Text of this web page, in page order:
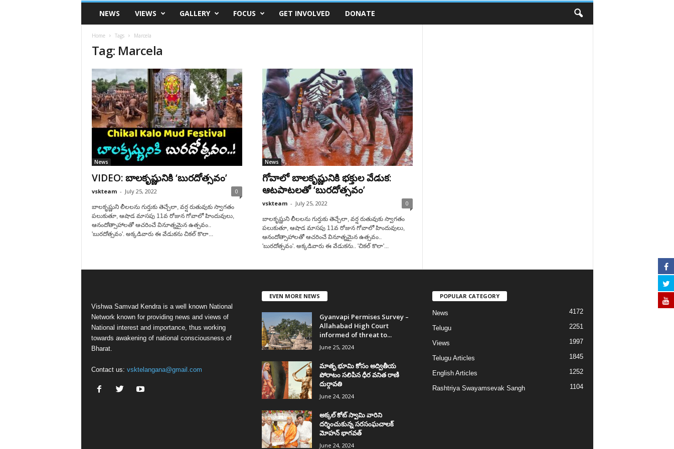
VSK
TelanganaNEWS VIEWS GALLERY FOCUS GET INVOLVED DONATE
Home Tags Marcela
Tag: Marcela
News
VIDEO: బాలకృష్ణునికి ‘బురదోత్సవం’
vskteam - July 25, 2022 0
బాలకృష్ణుని లీలలను గుర్తుకు తెచ్చేలా, వర్ష రుతువుకు స్వాగతం
పలుకుతూ, ఆషాడ మాసపు 11వ రోజున గోవాలో హిందువులు,
ఆనందోత్సాహాలతో ఆచరించే వినూత్నమైన ఉత్సవం..
'బురదోత్సవం'. అక్కడివారు ఈ వేడుకను చికల్ కొలా...
News
గోవాలో బాలకృష్ణునికి భక్తుల వేడుక:
ఆటపాటలతో ‘బురదోత్సవం’
vskteam - July 25, 2022 0
బాలకృష్ణుని లీలలను గుర్తుకు తెచ్చేలా, వర్ష రుతువుకు స్వాగతం
పలుకుతూ, ఆషాడ మాసపు 11వ రోజున గోవాలో హిందువులు,
ఆనందోత్సాహాలతో ఆచరించే వినూత్నమైన ఉత్సవం..
'బురదోత్సవం'. అక్కడివారు ఈ వేడుకను.. 'చికల్ కొలా'...
Vishwa Samvad Kendra is a well known National
Network known for providing news and views of
National interest and importance, thus working
towards awakening of national consciousness of
Bharat.
Contact us: vsktelangana@gmail.com
EVEN MORE NEWS
Gyanvapi Permises Survey –
Allahabad High Court
informed of threat to...
June 25, 2024
మాతృ భూమి కోసం అద్వితీయ
పోరాటం సలిపిన ధీర వనిత రాణి
దుర్గావతి
June 24, 2024
అక్కల్‌ కోట్‌ స్వామి వారిని
దర్శించుకున్న సరసంఘచాలక్
మోహన్ భాగవత్
June 24, 2024
POPULAR CATEGORY
News 4172
Telugu 2251
Views 1997
Telugu Articles 1845
English Articles 1252
Rashtriya Swayamsevak Sangh 1104